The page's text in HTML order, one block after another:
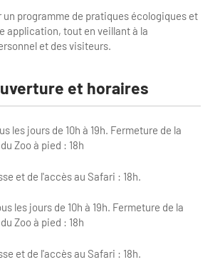
un programme de pratiques écologiques et
application, tout en veillant à la
et des visiteurs.
et horaires
les jours de 10h à 19h. Fermeture de la
Zoo à pied : 18h
et de l'accès au Safari : 18h.
les jours de 10h à 19h. Fermeture de la
Zoo à pied : 18h
et de l'accès au Safari : 18h.